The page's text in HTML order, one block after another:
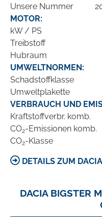
Unsere Nummer
MOTOR:
kW / PS
Treibstoff
Hubraum
UMWELTNORMEN:
Schadstoffklasse
Umweltplakette
VERBRAUCH UND
Kraftstoffverbr. komb.
CO2-Emissionen komb.
CO2-Klasse
DETAILS ZUM
DACIA BIGSTER